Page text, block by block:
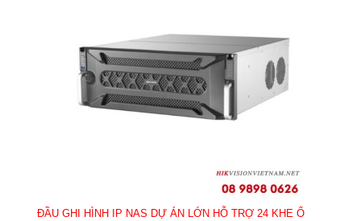
ĐẦU GHI HÌNH IP NAS DỰ ÁN LỚN HỖ TRỢ 24 KHE Ổ